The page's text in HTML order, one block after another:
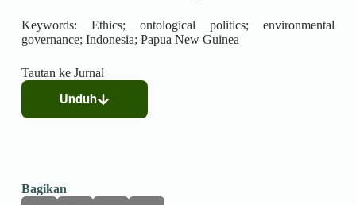
Keywords: Ethics; ontological politics; environmental
governance; Indonesia; Papua New Guinea
Tautan ke Jurnal
Unduh
Bagikan